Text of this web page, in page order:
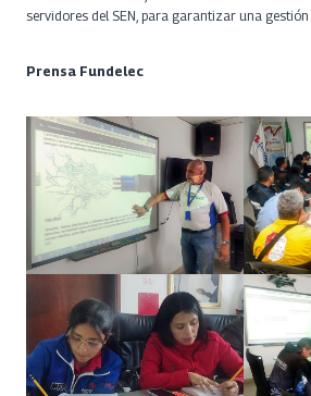
servidores del SEN, para garantizar una
Prensa Fundelec